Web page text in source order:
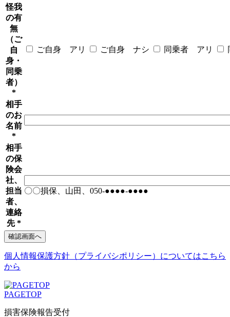
怪我
の有
無
（ご
自
身・
同乗
者）
*
ご自身 アリ ご自身 ナシ 同乗者 アリ
相手
のお
名前
*
相手
の保
険会
社、
担当
者、
連絡
先*
〇〇損保、山田、050-●●●●-●●●●
個人情報保護方針（プライバシポリシー）についてはこちら
から
PAGETOP
損害保険報告受付